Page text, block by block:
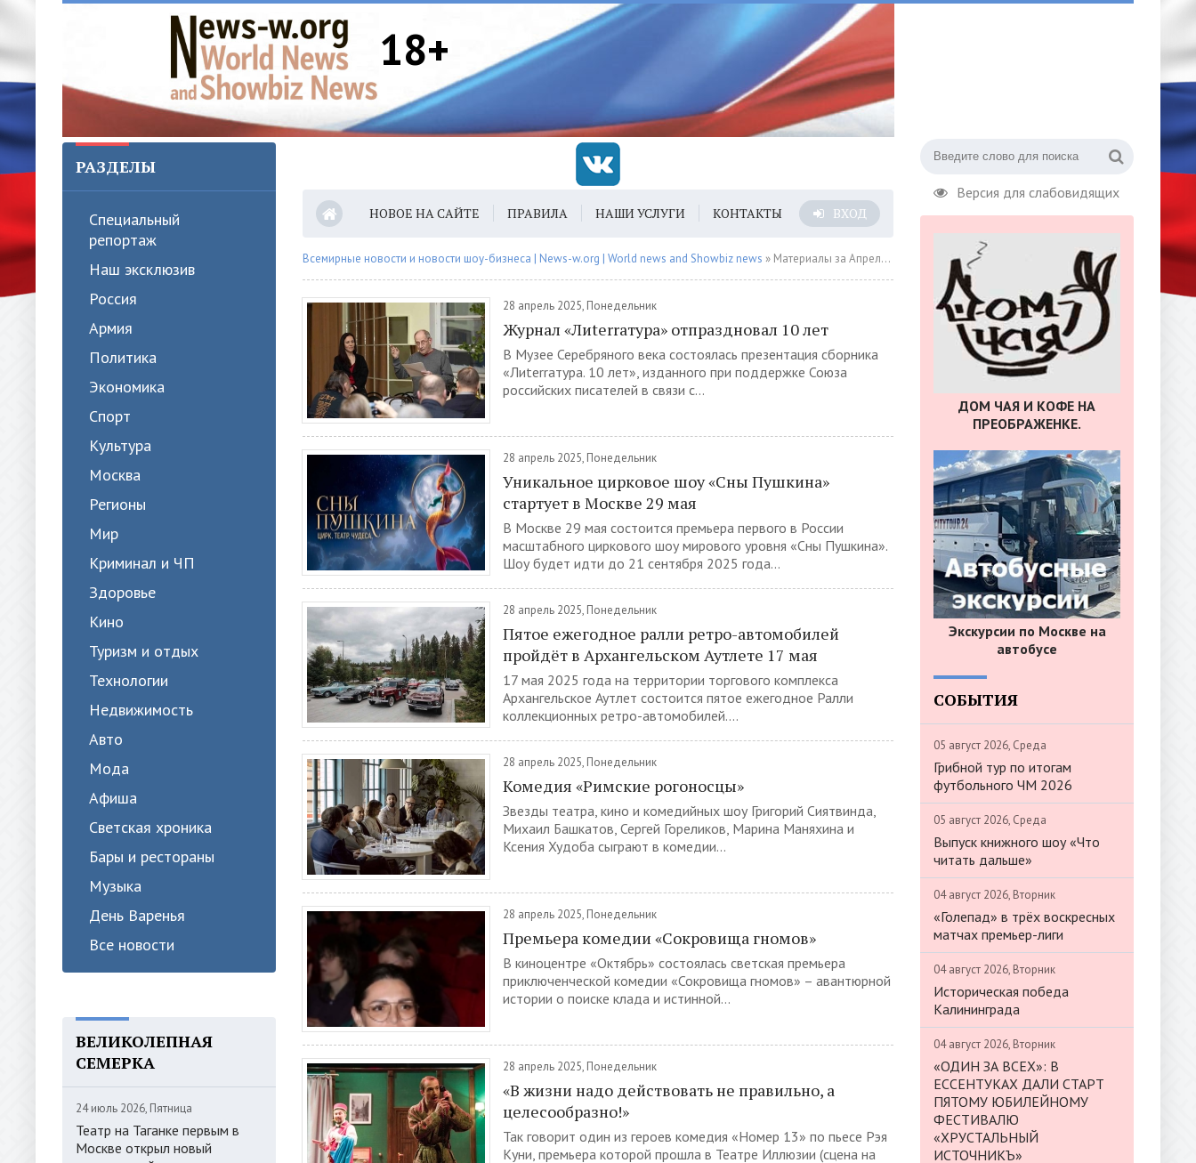
18+
Версия для слабовидящих
РАЗДЕЛЫ
Специальный
репортаж
Наш эксклюзив
Россия
Армия
Политика
Экономика
Спорт
Культура
Москва
Регионы
Мир
Криминал и ЧП
Здоровье
Кино
Туризм и отдых
Технологии
Недвижимость
Авто
Мода
Афиша
Светская хроника
Бары и рестораны
Музыка
День Варенья
Все новости
ВЕЛИКОЛЕПНАЯ
СЕМЕРКА
24 июль 2026, Пятница
Театр на Таганке первым в
Москве открыл новый
НОВОЕ НА САЙТЕ ПРАВИЛА НАШИ УСЛУГИ КОНТАКТЫ ВХОД
Всемирные новости и новости шоу-бизнеса | News-w.org | World news and Showbiz news » Материалы за Апрель 2025 года » Страница 2
28 апрель 2025, Понедельник
Журнал «Лиterraтура» отпраздновал 10 лет
В Музее Серебряного века состоялась презентация сборника
«Лиterraтура. 10 лет», изданного при поддержке Союза
российских писателей в связи с...
28 апрель 2025, Понедельник
Уникальное цирковое шоу «Сны Пушкина»
стартует в Москве 29 мая
В Москве 29 мая состоится премьера первого в России
масштабного циркового шоу мирового уровня «Сны Пушкина».
Шоу будет идти до 21 сентября 2025 года...
28 апрель 2025, Понедельник
Пятое ежегодное ралли ретро-автомобилей
пройдёт в Архангельском Аутлете 17 мая
17 мая 2025 года на территории торгового комплекса
Архангельское Аутлет состоится пятое ежегодное Ралли
коллекционных ретро-автомобилей....
28 апрель 2025, Понедельник
Комедия «Римские рогоносцы»
Звезды театра, кино и комедийных шоу Григорий Сиятвинда,
Михаил Башкатов, Сергей Гореликов, Марина Маняхина и
Ксения Худоба сыграют в комедии...
28 апрель 2025, Понедельник
Премьера комедии «Сокровища гномов»
В киноцентре «Октябрь» состоялась светская премьера
приключенческой комедии «Сокровища гномов» – авантюрной
истории о поиске клада и истинной...
28 апрель 2025, Понедельник
«В жизни надо действовать не правильно, а
целесообразно!»
Так говорит один из героев комедия «Номер 13» по пьесе Рэя
Куни, премьера которой прошла в Театре Иллюзии (сцена на
ДОМ ЧАЯ И КОФЕ НА
ПРЕОБРАЖЕНКЕ.
Экскурсии по Москве на
автобусе
СОБЫТИЯ
05 август 2026, Среда
Грибной тур по итогам
футбольного ЧМ 2026
05 август 2026, Среда
Выпуск книжного шоу «Что
читать дальше»
04 август 2026, Вторник
«Голепад» в трёх воскресных
матчах премьер-лиги
04 август 2026, Вторник
Историческая победа
Калининграда
04 август 2026, Вторник
«ОДИН ЗА ВСЕХ»: В
ЕССЕНТУКАХ ДАЛИ СТАРТ
ПЯТОМУ ЮБИЛЕЙНОМУ
ФЕСТИВАЛЮ
«ХРУСТАЛЬНЫЙ
ИСТОЧНИКЪ»